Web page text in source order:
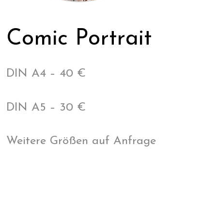
Comic Portrait
DIN A4 – 40 €
DIN A5 – 30 €
Weitere Größen auf Anfrage